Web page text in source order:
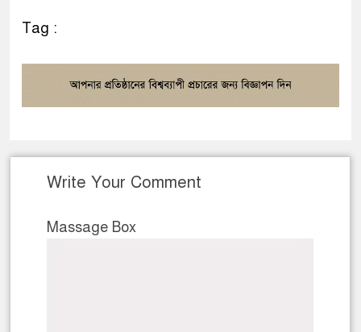
Tag :
Write Your Comment
Massage Box